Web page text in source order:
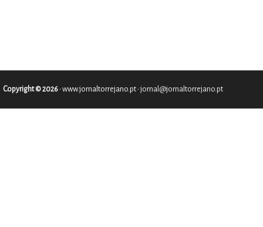
Copyright © 2026 • www.jornaltorrejano.pt • jornal@jornaltorrejano.pt